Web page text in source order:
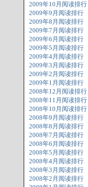
2009年10月阅读排行
2009年9月阅读排行
2009年8月阅读排行
2009年7月阅读排行
2009年6月阅读排行
2009年5月阅读排行
2009年4月阅读排行
2009年3月阅读排行
2009年2月阅读排行
2009年1月阅读排行
2008年12月阅读排行
2008年11月阅读排行
2008年10月阅读排行
2008年9月阅读排行
2008年8月阅读排行
2008年7月阅读排行
2008年6月阅读排行
2008年5月阅读排行
2008年4月阅读排行
2008年3月阅读排行
2008年2月阅读排行